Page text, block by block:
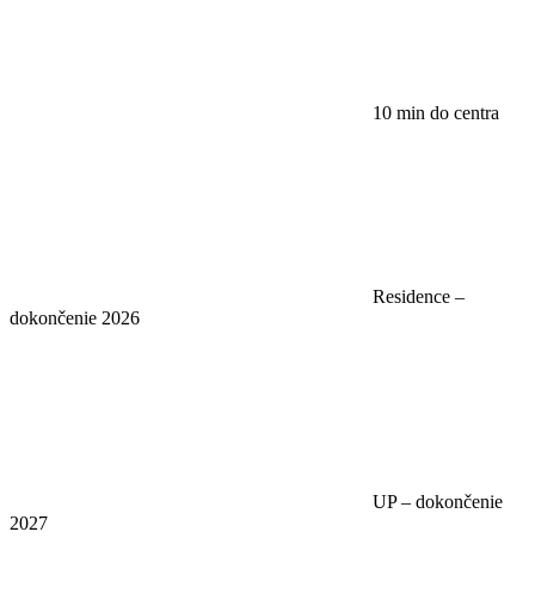
10 min do centra
Residence –
dokončenie 2026
UP – dokončenie
2027